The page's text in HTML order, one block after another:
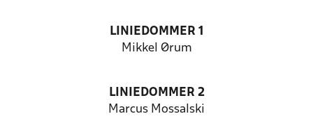
LINIEDOMMER 1
Mikkel Ørum
LINIEDOMMER 2
Marcus Mossalski